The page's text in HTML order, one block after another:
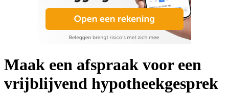
Maak een afspraak voor een
vrijblijvend hypotheekgesprek